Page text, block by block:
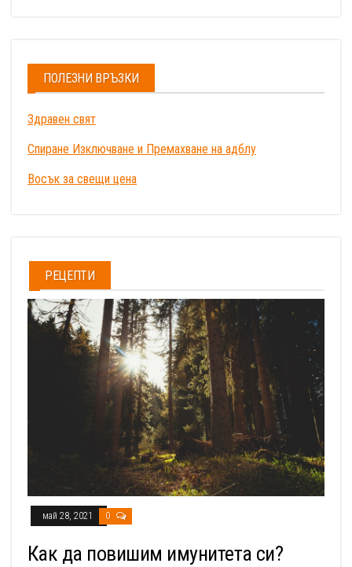
ПОЛЕЗНИ ВРЪЗКИ
Здравен свят
Спиране Изключване и Премахване на адблу
Восък за свещи цена
РЕЦЕПТИ
май 28, 2021 0
Как да повишим имунитета си?